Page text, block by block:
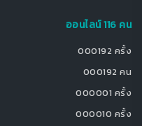
ออนไลน์ 116 คน
000192 ครั้ง
000192 คน
000001 ครั้ง
000010 ครั้ง